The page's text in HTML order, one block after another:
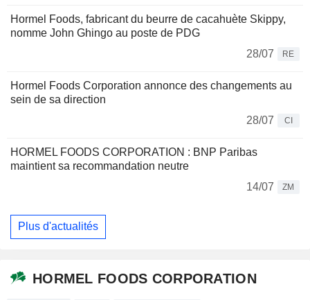
Hormel Foods, fabricant du beurre de cacahuète Skippy,
nomme John Ghingo au poste de PDG
28/07
RE
Hormel Foods Corporation annonce des changements au
sein de sa direction
28/07
CI
HORMEL FOODS CORPORATION : BNP Paribas
maintient sa recommandation neutre
14/07
ZM
Plus d'actualités
HORMEL FOODS CORPORATION